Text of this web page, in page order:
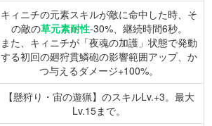
キィニチの元素スキルが敵に命中した時、そ
の敵の草元素耐性-30%、継続時間6秒。
また、キィニチが「夜魂の加護」状態で発動
する初回の廻狩貫鱗砲の影響範囲アップ、か
つ与えるダメージ+100%。
【懸狩り・宙の遊猟】のスキルLv.+3。最大
Lv.15まで。